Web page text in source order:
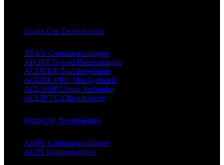
Single-Use Technologien
AVAX Containmentklappe
APORT Hybrid Prozessklappe
ACUBE® Transfergebinde
ACUBE-PRO Mischgebinde
ACLAMP Clamp Verbinder
ACLIP TC-Clipsdichtung
Multi-Use Technologien
ASBV Containmentklappe
ACPS Kompensatoren